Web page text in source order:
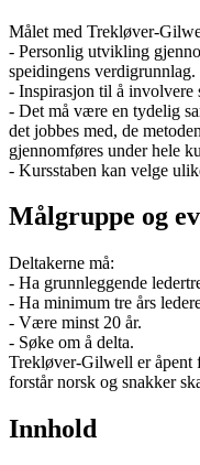
Målet med Trekløver-
- Personlig utvikling
speidingens verdigrunnlag.
- Inspirasjon til å involvere
- Det må være en tydelig
det jobbes med, de
gjennomføres under hele
- Kursstaben kan velge
Målgruppe og
Deltakerne må:
- Ha grunnleggende
- Ha minimum tre års
- Være minst 20 år.
- Søke om å delta.
Trekløver-Gilwell er åpent
forstår norsk og snakker
Innhold